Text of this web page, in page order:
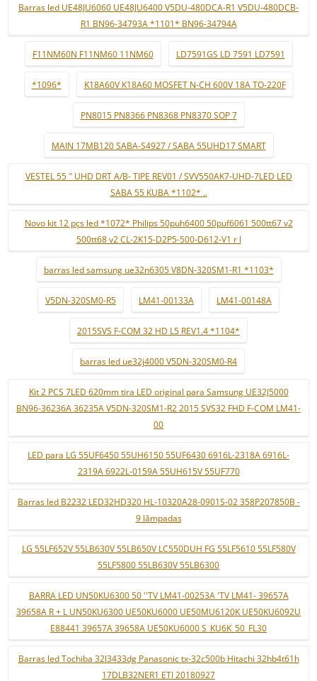
Barras led UE48JU6060 UE48JU6400 V5DU-480DCA-R1 V5DU-480DCB-
R1 BN96-34793A *1101* BN96-34794A
F11NM60N F11NM60 11NM60 LD7591GS LD 7591 LD7591
*1096* K18A60V K18A60 MOSFET N-CH 600V 18A TO-220F
PN8015 PN8366 PN8368 PN8370 SOP 7
MAIN 17MB120 SABA-S4927 / SABA 55UHD17 SMART
VESTEL 55 " UHD DRT A/B- TIPE REV01 / SVV550AK7-UHD-7LED LED
SABA 55 KUBA *1102* ..
Novo kit 12 pçs led *1072* Philips 50puh6400 50puf6061 500tt67 v2
500tt68 v2 CL-2K15-D2P5-500-D612-V1 r l
barras led samsung ue32n6305 V8DN-320SM1-R1 *1103*
V5DN-320SM0-R5 LM41-00133A LM41-00148A
2015SVS F-COM 32 HD L5 REV1.4 *1104*
barras led ue32j4000 V5DN-320SM0-R4
Kit 2 PCS 7LED 620mm tira LED original para Samsung UE32J5000
BN96-36236A 36235A V5DN-320SM1-R2 2015 SVS32 FHD F-COM LM41-
00
LED para LG 55UF6450 55UH6150 55UF6430 6916L-2318A 6916L-
2319A 6922L-0159A 55UH615V 55UF770
Barras led B2232 LED32HD320 HL-10320A28-0901S-02 358P207850B -
9 lâmpadas
LG 55LF652V 55LB630V 55LB650V LC550DUH FG 55LF5610 55LF580V
55LF5800 55LB630V 55LB6300
BARRA LED UN50KU6300 50 ''TV LM41-00253A 'TV LM41- 39657A
39658A R + L UN50KU6300 UE50KU6000 UE50MU6120K UE50KU6092U
E88441 39657A 39658A UE50KU6000 S_KU6K_50_FL30
Barras led Tochiba 32l3433dg Panasonic tx-32c500b Hitachi 32hb4t61h
17DLB32NER1 ETI 20180927